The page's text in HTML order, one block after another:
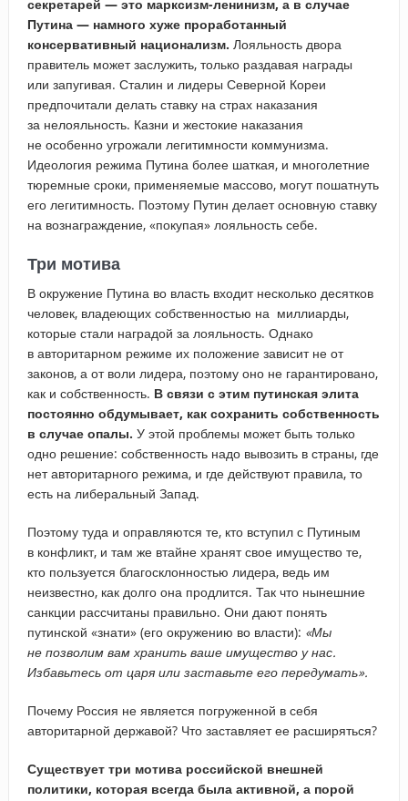
секретарей — это марксизм-ленинизм, а в случае
Путина — намного хуже проработанный
консервативный национализм. Лояльность двора
правитель может заслужить, только раздавая награды
или запугивая. Сталин и лидеры Северной Кореи
предпочитали делать ставку на страх наказания
за нелояльность. Казни и жестокие наказания
не особенно угрожали легитимности коммунизма.
Идеология режима Путина более шаткая, и многолетние
тюремные сроки, применяемые массово, могут пошатнуть
его легитимность. Поэтому Путин делает основную ставку
на вознаграждение, «покупая» лояльность себе.
Три мотива
В окружение Путина во власть входит несколько десятков
человек, владеющих собственностью на миллиарды,
которые стали наградой за лояльность. Однако
в авторитарном режиме их положение зависит не от
законов, а от воли лидера, поэтому оно не гарантировано,
как и собственность. В связи с этим путинская элита
постоянно обдумывает, как сохранить собственность
в случае опалы. У этой проблемы может быть только
одно решение: собственность надо вывозить в страны, где
нет авторитарного режима, и где действуют правила, то
есть на либеральный Запад.
Поэтому туда и оправляются те, кто вступил с Путиным
в конфликт, и там же втайне хранят свое имущество те,
кто пользуется благосклонностью лидера, ведь им
неизвестно, как долго она продлится. Так что нынешние
санкции рассчитаны правильно. Они дают понять
путинской «знати» (его окружению во власти): «Мы
не позволим вам хранить ваше имущество у нас.
Избавьтесь от царя или заставьте его передумать».
Почему Россия не является погруженной в себя
авторитарной державой? Что заставляет ее расширяться?
Существует три мотива российской внешней
политики, которая всегда была активной, а порой